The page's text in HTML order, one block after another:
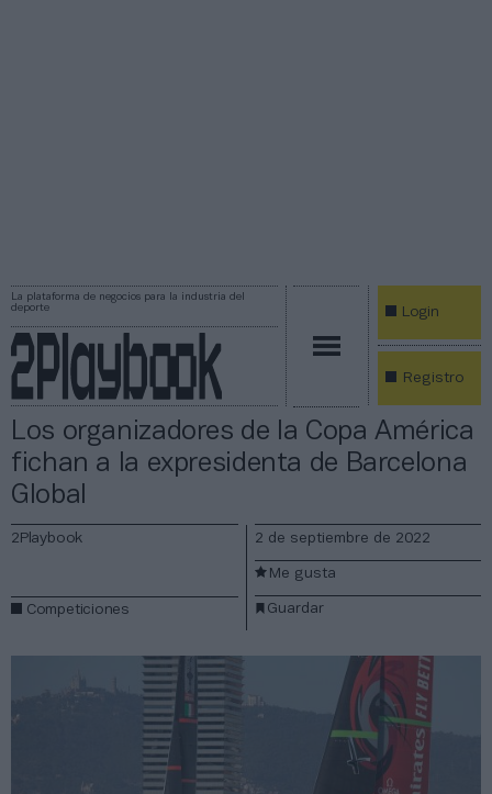
La plataforma de negocios para la industria del
deporte
Login
Registro
Los organizadores de la Copa América
fichan a la expresidenta de Barcelona
Global
2Playbook
Competiciones
2 de septiembre de 2022
Guardar
Me gusta